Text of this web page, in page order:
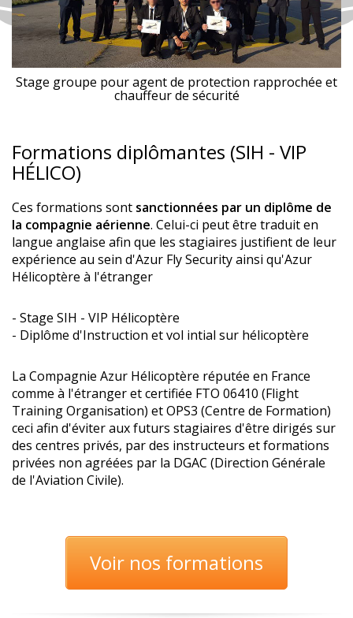
Stage groupe pour agent de protection rapprochée et
chauffeur de sécurité
Formations diplômantes (SIH - VIP
HÉLICO)
Ces formations sont sanctionnées par un diplôme de
la compagnie aérienne. Celui-ci peut être traduit en
langue anglaise afin que les stagiaires justifient de leur
expérience au sein d'Azur Fly Security ainsi qu'Azur
Hélicoptère à l'étranger
- Stage SIH - VIP Hélicoptère
- Diplôme d'Instruction et vol intial sur hélicoptère
La Compagnie Azur Hélicoptère réputée en France
comme à l'étranger et certifiée FTO 06410 (Flight
Training Organisation) et OPS3 (Centre de Formation)
ceci afin d'éviter aux futurs stagiaires d'être dirigés sur
des centres privés, par des instructeurs et formations
privées non agréées par la DGAC (Direction Générale
de l'Aviation Civile).
Voir nos formations